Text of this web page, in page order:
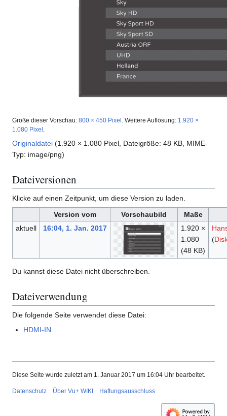
Größe dieser Vorschau: 800 × 450 Pixel Weitere Auflösung: 1.920 ×
1.080 Pixel
Originaldatei (1.920 × 1.080 Pixel, Dateigröße: 48 KB, MIME-
Typ: image/png)
Dateiversionen
Klicke auf einen Zeitpunkt, um diese Version zu laden.
Version vom
Vorschaubild
Maße
aktuell
16:04, 1. Jan. 2017
1.920 ×
1.080
(48 KB)
(
Du kannst diese Datei nicht überschreiben.
Dateiverwendung
Die folgende Seite verwendet diese Datei:
HDMI-IN
Diese Seite wurde zuletzt am 1. Januar 2017 um 16:04 Uhr bearbeitet.
Datenschutz Über Vu+ WIKI Haftungsausschluss